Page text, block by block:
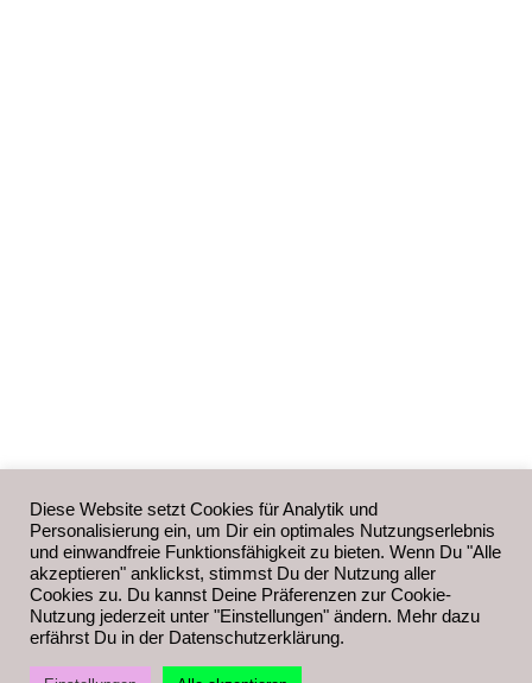
Diese Website setzt Cookies für Analytik und
Personalisierung ein, um Dir ein optimales Nutzungserlebnis
und einwandfreie Funktionsfähigkeit zu bieten. Wenn Du "Alle
akzeptieren" anklickst, stimmst Du der Nutzung aller
Cookies zu. Du kannst Deine Präferenzen zur Cookie-
Nutzung jederzeit unter "Einstellungen" ändern. Mehr dazu
erfährst Du in der Datenschutzerklärung.